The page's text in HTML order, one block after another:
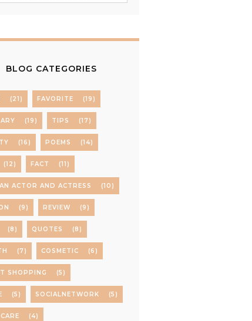
BLOG CATEGORIES
(21) FAVORITE (19)
(19) TIPS (17)
(16) POEMS (14)
(12) FACT (11)
ACTOR AND ACTRESS (10)
(9) REVIEW (9)
(8) QUOTES (8)
(7) COSMETIC (6)
SHOPPING (5)
(5) SOCIALNETWORK (5)
(4)